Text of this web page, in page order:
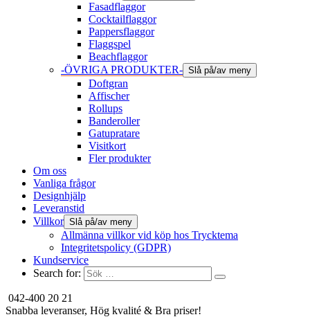
Fasadflaggor
Cocktailflaggor
Pappersflaggor
Flaggspel
Beachflaggor
-ÖVRIGA PRODUKTER- Slå på/av meny
Doftgran
Affischer
Rollups
Banderoller
Gatupratare
Visitkort
Fler produkter
Om oss
Vanliga frågor
Designhjälp
Leveranstid
Villkor Slå på/av meny
Allmänna villkor vid köp hos Trycktema
Integritetspolicy (GDPR)
Kundservice
Search for:
042-400 20 21
Snabba leveranser, Hög kvalité & Bra priser!